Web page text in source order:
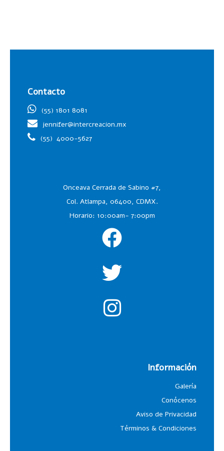
Contacto
(55) 1801 8081
jennifer@intercreacion.mx
(55) 4000-5627
Onceava Cerrada de Sabino #7,
Col. Atlampa, 06400, CDMX.
Horario: 10:00am- 7:00pm
Información
Galería
Conócenos
Aviso de Privacidad
Términos & Condiciones